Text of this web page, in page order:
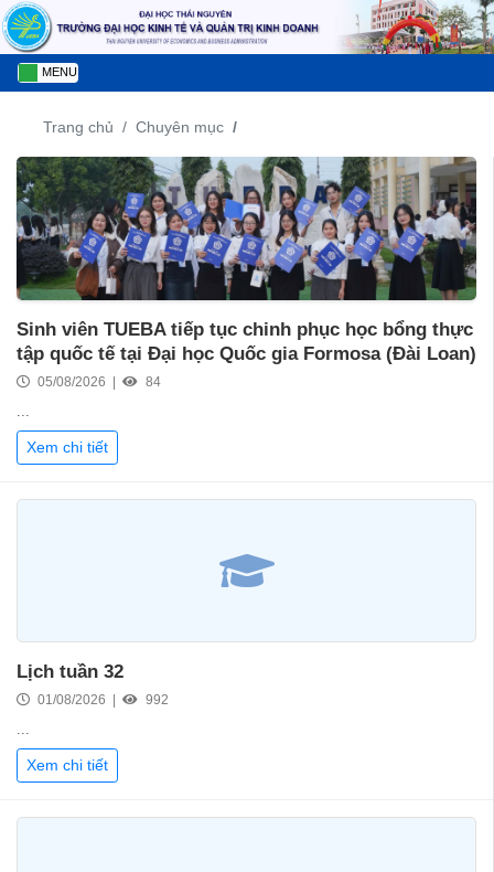
MENU
Trang chủ Chuyên mục
Sinh viên TUEBA tiếp tục chinh phục học bổng thực
tập quốc tế tại Đại học Quốc gia Formosa (Đài Loan)
05/08/2026 | 84
...
Xem chi tiết
Lịch tuần 32
01/08/2026 | 992
...
Xem chi tiết